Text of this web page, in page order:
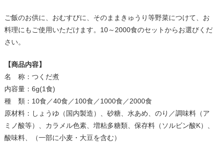
ご飯のお供に、おむすびに、そのままきゅうり等野菜につけて、お
料理にもご使用いただけます。10～2000食のセットからお選びくだ
さい。
【商品内容】
名 称：つくだ煮
内容量：6g(1食)
種 類：10食／40食／100食／1000食／2000食
原材料：しょうゆ（国内製造）、砂糖、水あめ、のり／調味料（ア
ミノ酸等）、カラメル色素、増粘多糖類、保存料（ソルビン酸K）、
酸味料、（一部に小麦・大豆を含む）